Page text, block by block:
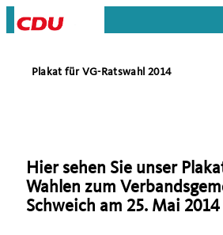
Plakat für VG-Ratswahl 2014
Hier sehen Sie unser
Wahlen zum
Schweich am 25. Mai 2014